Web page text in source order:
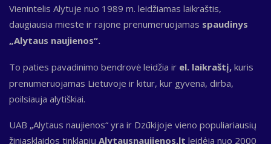
Vienintelis Alytuje nuo 1989 m. leidžiamas laikraštis,
daugiausia mieste ir rajone prenumeruojamas spaudinys
„Alytaus naujienos“.
To paties pavadinimo bendrovė leidžia ir el. laikraštį, kuris
prenumeruojamas Lietuvoje ir kitur, kur gyvena, dirba,
poilsiauja alytiškiai.
UAB „Alytaus naujienos“ yra ir Dzūkijoje vieno populiariausių
žiniasklaidos tinklapių Alytausnaujienos.lt leidėja nuo 2000